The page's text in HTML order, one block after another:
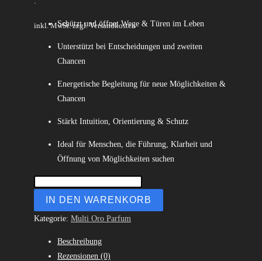
inkl. MwSt. zzgl. Versandkosten
Schützt und öffnet Wege & Türen im Leben
Unterstützt bei Entscheidungen und zweiten
Chancen
Energetische Begleitung für neue Möglichkeiten &
Chancen
Stärkt Intuition, Orientierung & Schutz
Ideal für Menschen, die Führung, Klarheit und
Öffnung von Möglichkeiten suchen
IN DEN WARENKORB
Kategorie: Multi Oro Parfum
Beschreibung
Rezensionen (0)